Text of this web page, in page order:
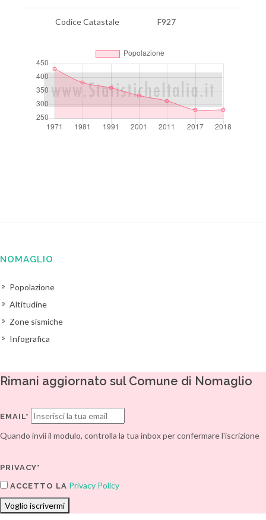
Codice Catastale F927
NOMAGLIO
Popolazione
Altitudine
Zone sismiche
Infografica
Rimani aggiornato sul Comune di Nomaglio
EMAIL*
Quando invii il modulo, controlla la tua inbox per confermare l'iscrizione
PRIVACY*
ACCETTO LA Privacy Policy
Voglio iscrivermi